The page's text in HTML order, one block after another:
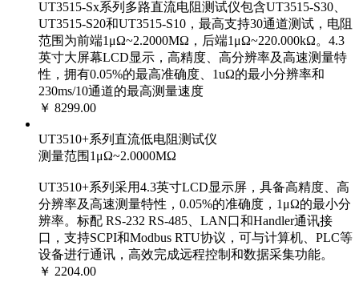
UT3515-Sx系列多路直流电阻测试仪包含UT3515-S30、
UT3515-S20和UT3515-S10，最高支持30通道测试，电阻
范围为前端1μΩ~2.2000MΩ，后端1μΩ~220.000kΩ。4.3
英寸大屏幕LCD显示，高精度、高分辨率及高速测量特
性，拥有0.05%的最高准确度、1uΩ的最小分辨率和
230ms/10通道的最高测量速度
￥ 8299.00
UT3510+系列直流低电阻测试仪
测量范围1μΩ~2.0000MΩ
UT3510+系列采用4.3英寸LCD显示屏，具备高精度、高
分辨率及高速测量特性，0.05%的准确度，1μΩ的最小分
辨率。标配 RS-232 RS-485、LAN口和Handler通讯接
口，支持SCPI和Modbus RTU协议，可与计算机、PLC等
设备进行通讯，高效完成远程控制和数据采集功能。
￥ 2204.00